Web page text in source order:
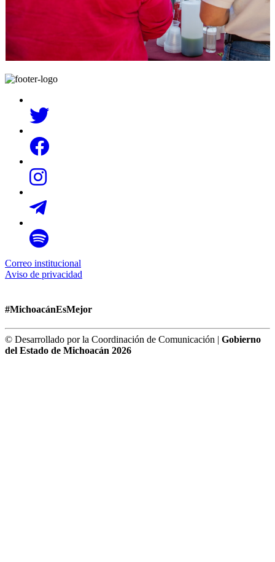
Correo institucional
Aviso de privacidad
#MichoacánEsMejor
© Desarrollado por la Coordinación de Comunicación | Gobierno
del Estado de Michoacán 2026